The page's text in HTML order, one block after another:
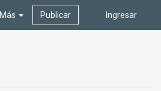
Ingresar
Más Publicar